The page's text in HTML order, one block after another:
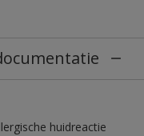
huidreactie